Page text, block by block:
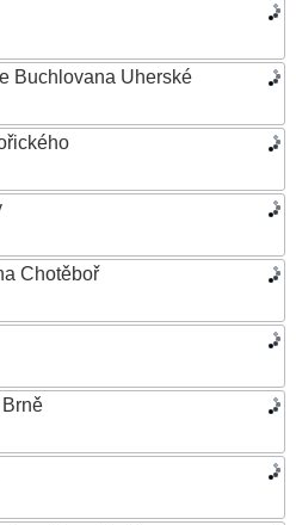
Buchlovana Uherské
Chotěboř